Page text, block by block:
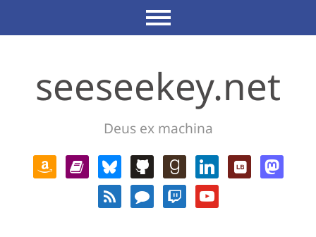
seeseekey.net
Deus ex machina